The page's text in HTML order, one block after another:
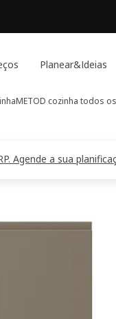
Planear&Ideias
METOD cozinha todos
Agende a sua